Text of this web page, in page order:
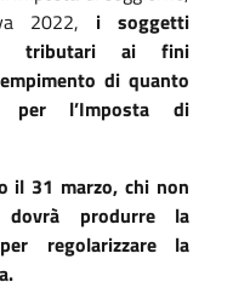
2022, i soggetti
tributari ai fini
di quanto
per l’Imposta di
il 31 marzo, chi non
dovrà produrre la
regolarizzare la